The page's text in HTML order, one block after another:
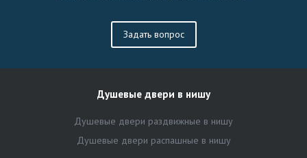
Задать вопрос
Душевые двери в нишу
Душевые двери раздвижные в нишу
Душевые двери распашные в нишу